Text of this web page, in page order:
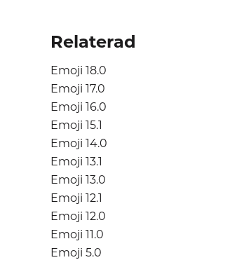
Relaterad
Emoji 18.0
Emoji 17.0
Emoji 16.0
Emoji 15.1
Emoji 14.0
Emoji 13.1
Emoji 13.0
Emoji 12.1
Emoji 12.0
Emoji 11.0
Emoji 5.0